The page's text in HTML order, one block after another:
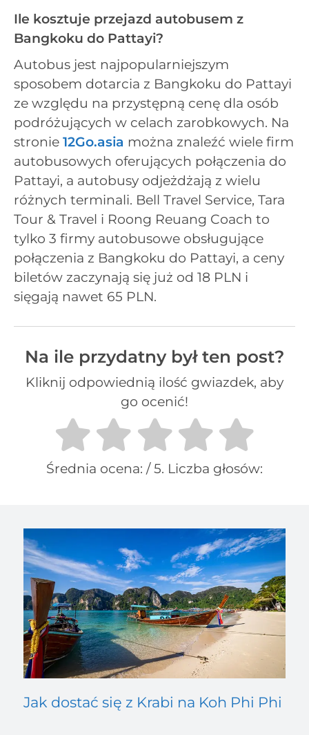
Ile kosztuje przejazd autobusem z
Bangkoku do Pattayi?
Autobus jest najpopularniejszym
sposobem dotarcia z Bangkoku do Pattayi
ze względu na przystępną cenę dla osób
podróżujących w celach zarobkowych. Na
stronie 12Go.asia można znaleźć wiele firm
autobusowych oferujących połączenia do
Pattayi, a autobusy odjeżdżają z wielu
różnych terminali. Bell Travel Service, Tara
Tour & Travel i Roong Reuang Coach to
tylko 3 firmy autobusowe obsługujące
połączenia z Bangkoku do Pattayi, a ceny
biletów zaczynają się już od 18 PLN i
sięgają nawet 65 PLN.
Na ile przydatny był ten post?
Kliknij odpowiednią ilość gwiazdek, aby
go ocenić!
Średnia ocena: / 5. Liczba głosów:
Jak dostać się z Krabi na Koh Phi Phi